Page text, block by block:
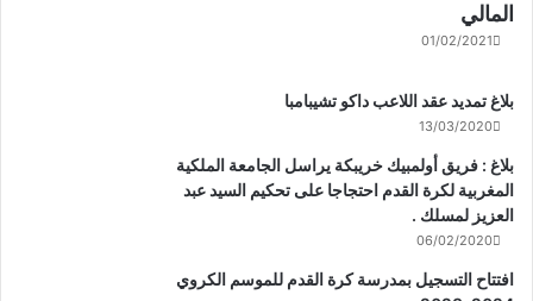
المالي
01/02/2021
بلاغ تمديد عقد اللاعب داكو تشيبامبا
13/03/2020
بلاغ : فريق أولمبيك خريبكة يراسل الجامعة الملكية
المغربية لكرة القدم احتجاجا على تحكيم السيد عبد
العزيز لمسلك .
06/02/2020
افتتاح التسجيل بمدرسة كرة القدم للموسم الكروي